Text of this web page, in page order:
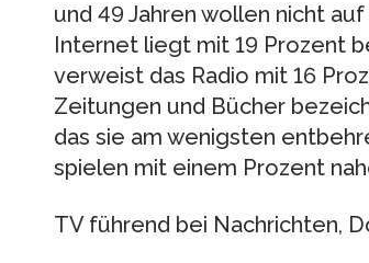
und 49 Jahren wollen nicht
Internet liegt mit 19 Prozent
verweist das Radio mit 16
Zeitungen und Bücher
das sie am wenigsten
spielen mit einem Prozent
TV führend bei Nachrichten,